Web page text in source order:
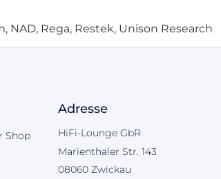
NAD, Rega, Restek, Unison Research
Shop
Adresse
HiFi-Lounge GbR
Marienthaler Str. 143
08060 Zwickau